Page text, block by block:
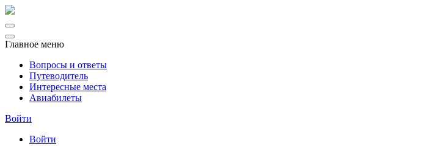
Главное меню
Вопросы и ответы
Путеводитель
Интересные места
Авиабилеты
Войти
Войти